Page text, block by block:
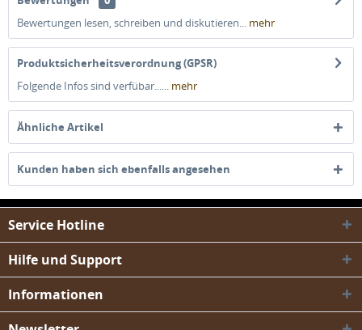
Bewertungen lesen, schreiben und diskutieren... mehr
Produktsicherheitsverordnung (GPSR)
Folgende Infos sind verfübar...... mehr
Ähnliche Artikel
Kunden haben sich ebenfalls angesehen
Service Hotline
Hilfe und Support
Informationen